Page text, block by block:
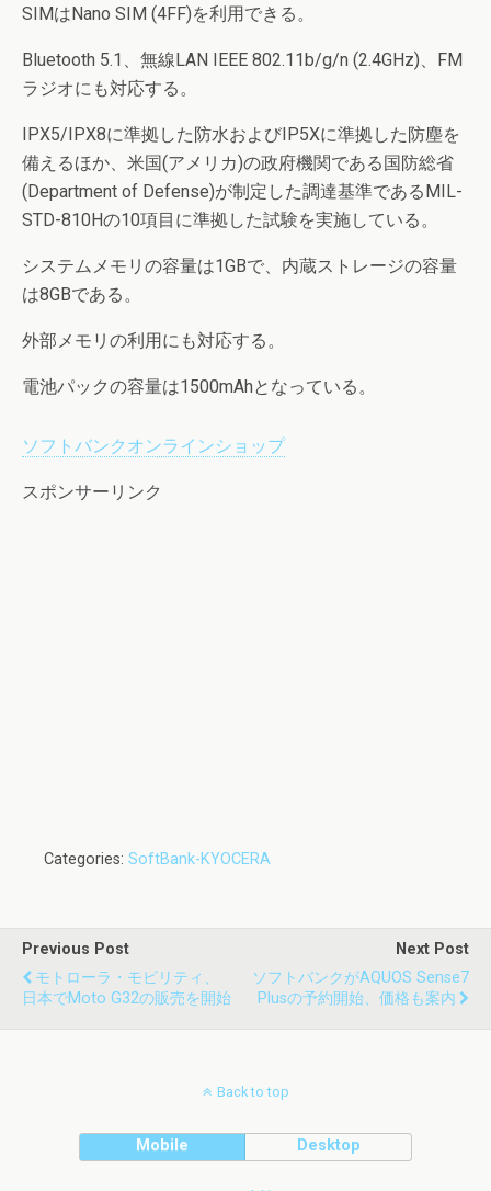
SIMはNano SIM (4FF)を利用できる。
Bluetooth 5.1、無線LAN IEEE 802.11b/g/n (2.4GHz)、FM
ラジオにも対応する。
IPX5/IPX8に準拠した防水およびIP5Xに準拠した防塵を
備えるほか、米国(アメリカ)の政府機関である国防総省
(Department of Defense)が制定した調達基準であるMIL-
STD-810Hの10項目に準拠した試験を実施している。
システムメモリの容量は1GBで、内蔵ストレージの容量
は8GBである。
外部メモリの利用にも対応する。
電池パックの容量は1500mAhとなっている。
ソフトバンクオンラインショップ
スポンサーリンク
Categories: SoftBank-KYOCERA
Previous Post
モトローラ・モビリティ、
日本でmoto G32の販売を開始
Next Post
ソフトバンクがAQUOS Sense7
Plusの予約開始、価格も案内
Back to top
Mobile Desktop